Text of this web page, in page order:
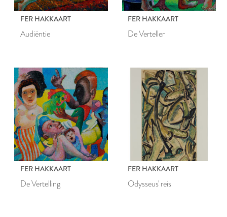
FER HAKKAART
Audiëntie
FER HAKKAART
De Verteller
FER HAKKAART
De Vertelling
FER HAKKAART
Odysseus' reis